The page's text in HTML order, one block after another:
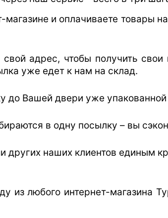
и оплачиваете товары
адрес, чтобы получить
уже едет к нам на склад.
до Вашей двери уже
в одну посылку – вы
наших клиентов единым
любого интернет-магазина